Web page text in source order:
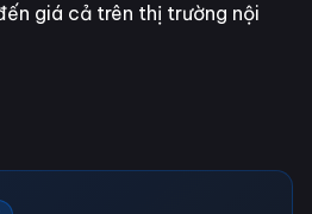
giá cả trên thị trường nội